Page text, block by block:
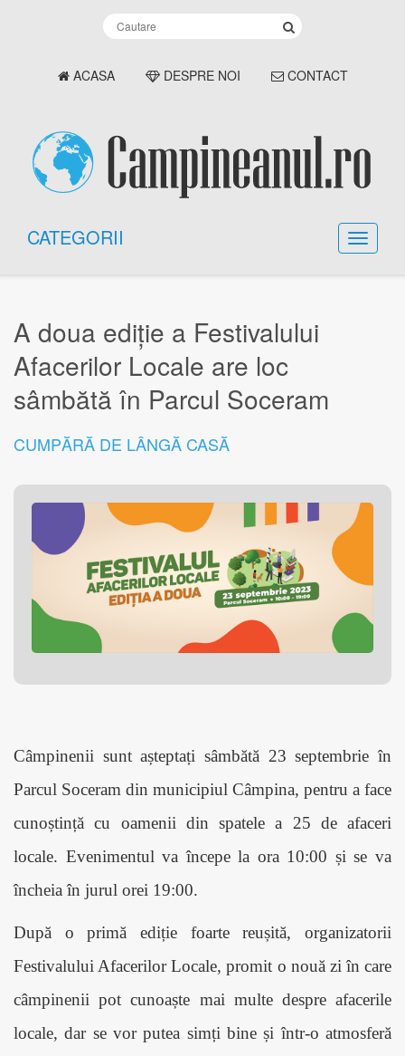
ACASA DESPRE NOI CONTACT
CATEGORII
A doua ediție a Festivalului
Afacerilor Locale are loc
sâmbătă în Parcul Soceram
CUMPĂRĂ DE LÂNGĂ CASĂ
Câmpinenii sunt așteptați sâmbătă 23 septembrie în
Parcul Soceram din municipiul Câmpina, pentru a face
cunoștință cu oamenii din spatele a 25 de afaceri
locale. Evenimentul va începe la ora 10:00 și se va
încheia în jurul orei 19:00.
După o primă ediție foarte reușită, organizatorii
Festivalului Afacerilor Locale, promit o nouă zi în care
câmpinenii pot cunoaște mai multe despre afacerile
locale, dar se vor putea simți bine și într-o atmosferă